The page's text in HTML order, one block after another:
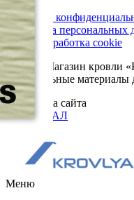
Политика
Обработка персональных
Сбор и обработка cookie
© 2026. Магазин кровли
Строительные материалы
Разработка сайта
ОРИГИНАЛ
Меню